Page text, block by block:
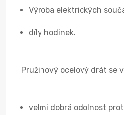
Výroba elektrických
díly hodinek.
Pružinový ocelový drát se
velmi dobrá odolnost